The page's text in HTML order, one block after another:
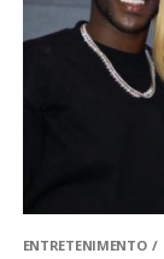
ENTRETENIMENTO